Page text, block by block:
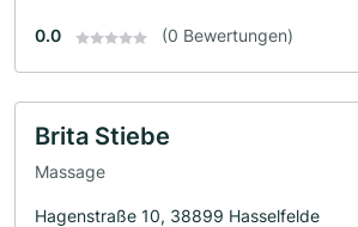
0.0 (0 Bewertungen)
Brita Stiebe
Massage
Hagenstraße 10, 38899 Hasselfelde